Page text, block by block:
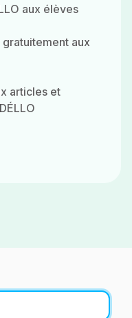
aux élèves
aux
articles et